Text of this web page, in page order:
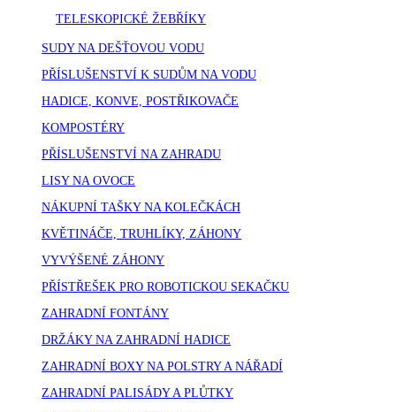
TELESKOPICKÉ ŽEBŘÍKY
SUDY NA DEŠŤOVOU VODU
PŘÍSLUŠENSTVÍ K SUDŮM NA VODU
HADICE, KONVE, POSTŘIKOVAČE
KOMPOSTÉRY
PŘÍSLUŠENSTVÍ NA ZAHRADU
LISY NA OVOCE
NÁKUPNÍ TAŠKY NA KOLEČKÁCH
KVĚTINÁČE, TRUHLÍKY, ZÁHONY
VYVÝŠENÉ ZÁHONY
PŘÍSTŘEŠEK PRO ROBOTICKOU SEKAČKU
ZAHRADNÍ FONTÁNY
DRŽÁKY NA ZAHRADNÍ HADICE
ZAHRADNÍ BOXY NA POLSTRY A NÁŘADÍ
ZAHRADNÍ PALISÁDY A PLŮTKY